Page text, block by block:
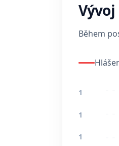
Vývoj
Během
1
1
1